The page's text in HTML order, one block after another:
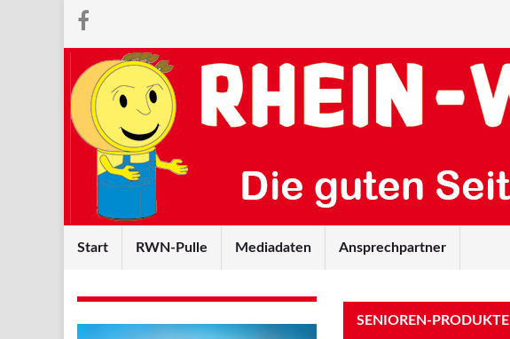
Start RWN-Pulle Mediadaten Ansprechpartner
SENIOREN-PRODUKTE